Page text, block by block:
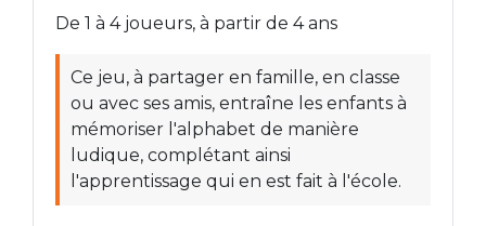
De 1 à 4 joueurs, à partir de 4 ans
Ce jeu, à partager en famille, en classe
ou avec ses amis, entraîne les enfants à
mémoriser l'alphabet de manière
ludique, complétant ainsi
l'apprentissage qui en est fait à l'école.